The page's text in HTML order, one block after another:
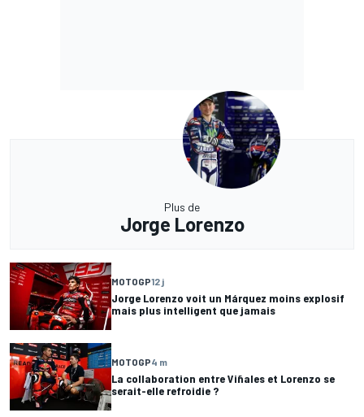
Plus de
Jorge Lorenzo
MOTOGP12 j
Jorge Lorenzo voit un Márquez moins explosif
mais plus intelligent que jamais
MOTOGP4 m
La collaboration entre Viñales et Lorenzo se
serait-elle refroidie ?